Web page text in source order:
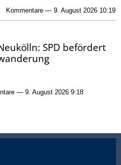
Kommentare — 9. August 2026 10:19
SPD befördert
— 9. August 2026 9:18